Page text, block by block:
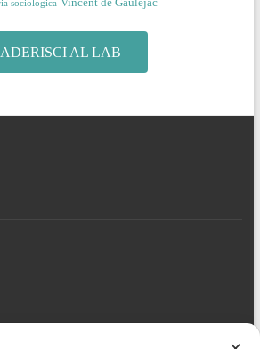
sociologica
ADERISCI AL LAB